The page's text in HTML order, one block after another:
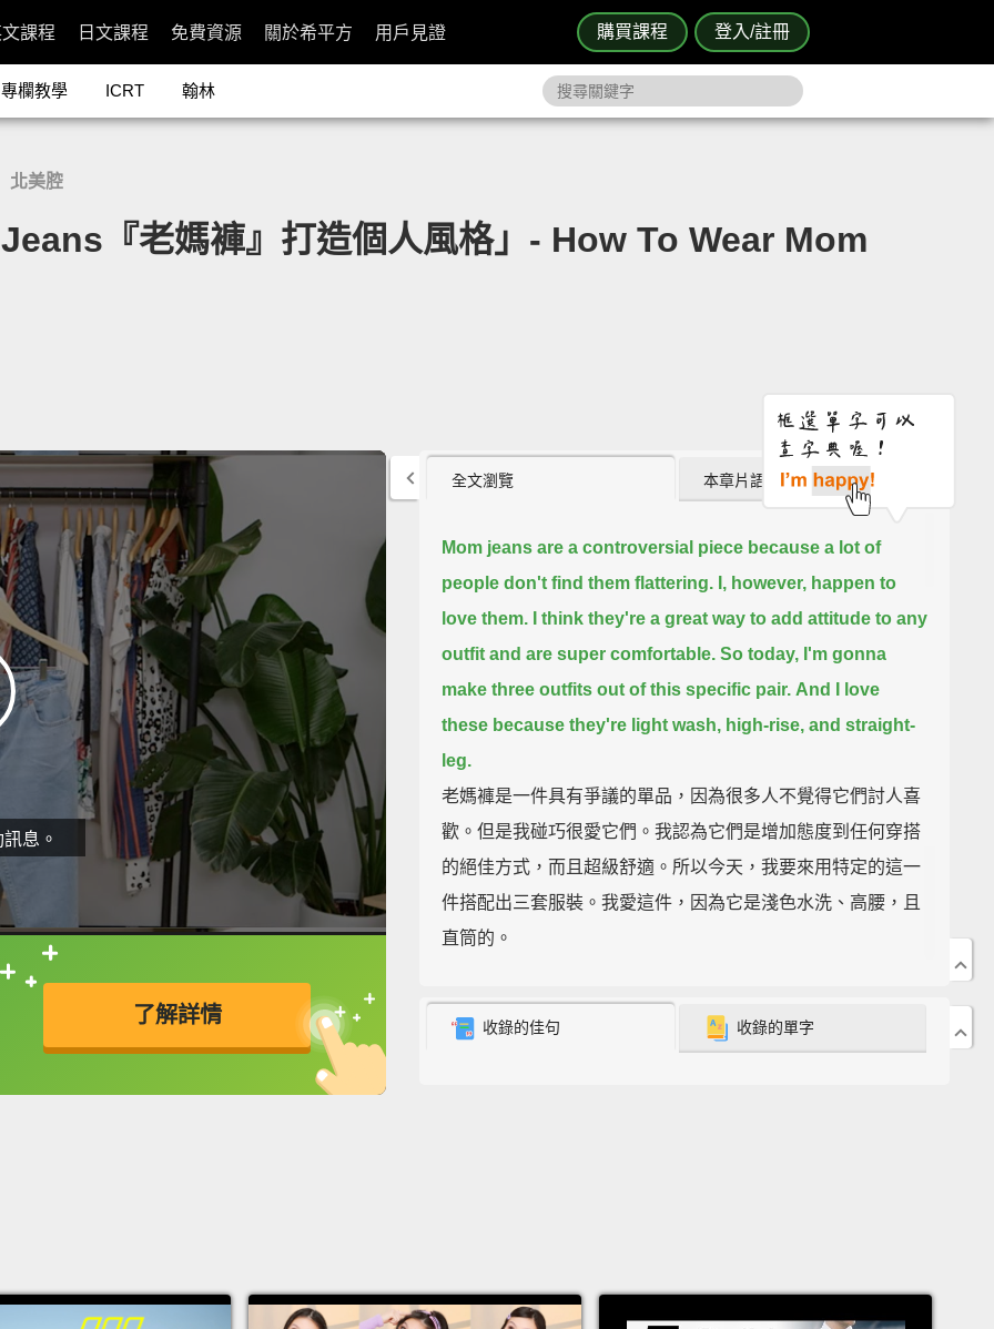
購買課程 登入/註冊
課程 日文課程 免費資源 關於希平方 用戶見證
專欄教學 ICRT 翰林
北美腔
『老媽褲』打造個人風格」- How To Wear Mom
息。
了解詳情
接查字典喔！
英
全文瀏覽 本章片語 (0)
Mom jeans are a controversial piece because a lot of
people don't find them flattering. I, however, happen to
love them.
I think they're a great way to add attitude to any
outfit and are super comfortable. So today, I'm gonna
make three outfits out of this specific pair. And I love
these because they're light wash, high-rise, and straight-
leg.
老媽褲是一件具有爭議的單品，因為很多人不覺得它們討人喜
歡。但是我碰巧很愛它們。我認為它們是增加態度到任何穿搭
的絕佳方式，而且超級舒適。所以今天，我要來用特定的這一
件搭配出三套服裝。我愛這件，因為它是淺色水洗、高腰，且
直筒的。
時尚帶著走
just saw a beanie, which caught my eye and it's cold out,
收錄的佳句 收錄的單字